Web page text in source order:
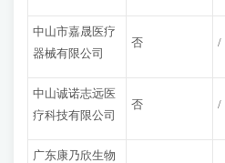
中山市嘉晟医疗
器械有限公司
否 /
中山诚诺志远医
疗科技有限公司
否 /
广东康乃欣生物